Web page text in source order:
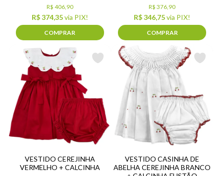
R$ 374,35via PIX!
R$ 406,90
COMPRAR
R$ 346,75via PIX!
R$ 376,90
COMPRAR
VESTIDO CEREJINHA
VERMELHO + CALCINHA
VESTIDO CASINHA DE
ABELHA CEREJINHA BRANCO